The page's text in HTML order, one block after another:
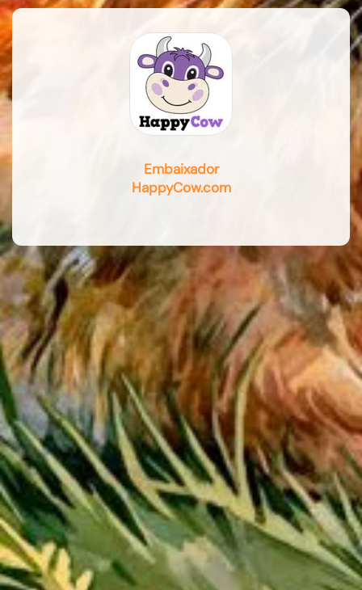
Embaixador
HappyCow.com